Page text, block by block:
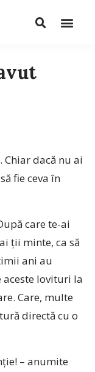
Chiar dacă nu ai
fie ceva în
care te-ai
ții minte, ca să
ani au
lovituri la
Care, multe
directă cu o
– anumite